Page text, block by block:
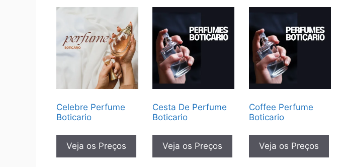
Celebre Perfume
Boticario
Veja os Preços
Cesta De Perfume
Boticario
Veja os Preços
Coffee Perfume
Boticario
Veja os Preços